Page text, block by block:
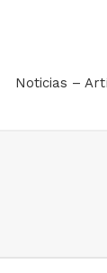
Noticias –